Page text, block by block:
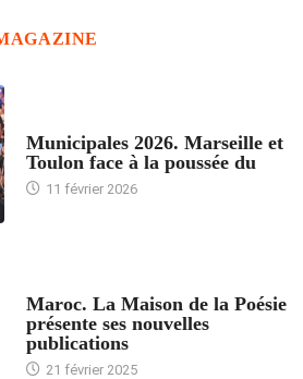
Municipales 2026. Marseille et
Toulon face à la poussée du
11 février 2026
Maroc. La Maison de la Poésie
présente ses nouvelles
publications
21 février 2025